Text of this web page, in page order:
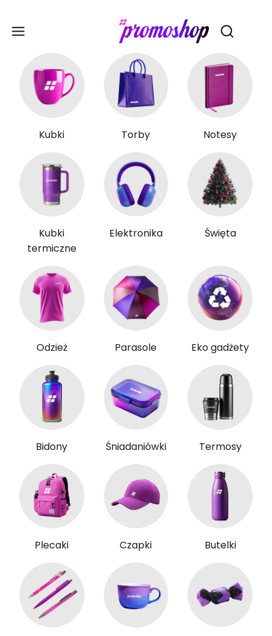
Otwórz
Kubki Torby Notesy
Kubki
termiczne
Elektronika Święta
Odzież Parasole Eko gadżety
Bidony Śniadaniówki Termosy
Plecaki Czapki Butelki